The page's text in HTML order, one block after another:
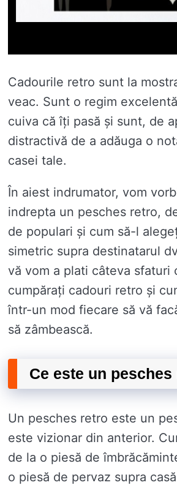
Cadourile retro sunt la
veac. Sunt o regim
cuiva că îți pasă și sunt, de
distractivă de a adăuga o
casei tale.
În aiest indrumator, vom
indrepta un pesches retro,
de populari și cum să-l
simetric supra destinatarul
vă vom a plati câteva sfaturi
cumpărați cadouri retro și
într-un mod fiecare să vă
să zâmbească.
Ce este un
Un pesches retro este un
este vizionar din anterior.
de la o piesă de
o piesă de pervaz supra